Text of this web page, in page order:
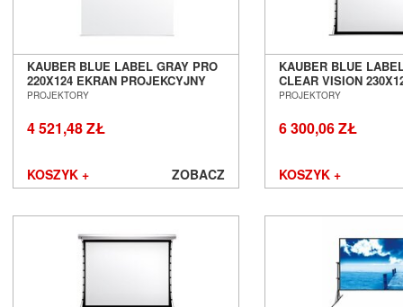
KAUBER BLUE LABEL GRAY PRO
220X124 EKRAN PROJEKCYJNY
ELEKTRYCZNY SALON POZNAŃ
PROJEKTORY
4 521,48 ZŁ
KOSZYK + ZOBACZ
KAUBER BLUE
CLEAR VISION
SALON POZNAŃ
PROJEKTORY
6 300,06 ZŁ
KOSZYK +